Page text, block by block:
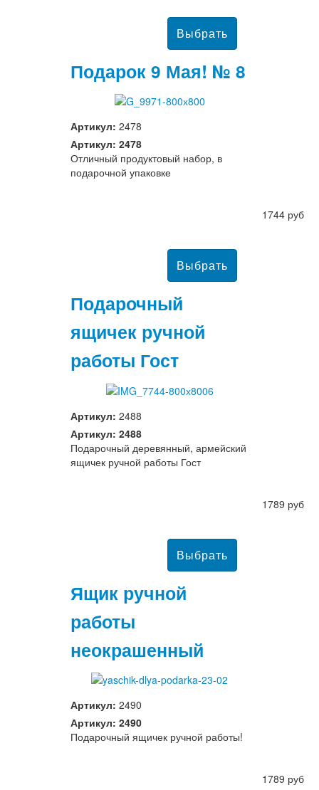
Подарок 9 Мая! № 8
Артикул: 2478
Артикул: 2478
Отличный продуктовый набор, в
подарочной упаковке
1744 руб
Подарочный
ящичек ручной
работы Гост
Артикул: 2488
Артикул: 2488
Подарочный деревянный, армейский
ящичек ручной работы Гост
1789 руб
Ящик ручной
работы
неокрашенный
Артикул: 2490
Артикул: 2490
Подарочный ящичек ручной работы!
1789 руб